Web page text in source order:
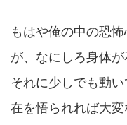
もはや俺の中の恐
が、なにしろ身体が
それに少しでも動
在を悟られれば大